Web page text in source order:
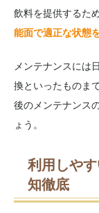
飲料を提供するた
能面で適正な状態
メンテナンスには
換といったものま
後のメンテナンス
ょう。
利用しや
知徹底